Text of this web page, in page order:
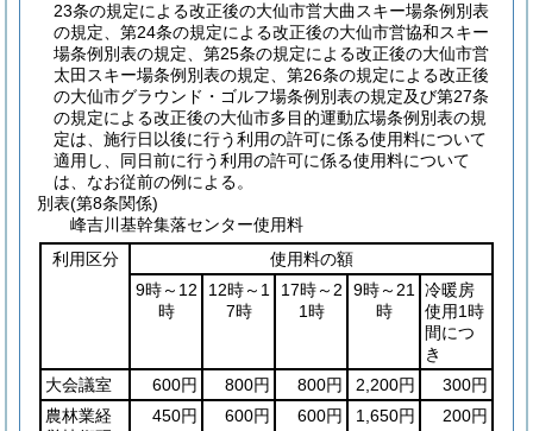
23条の規定による改正後の大仙市営大曲スキー場条例別表
の規定、第24条の規定による改正後の大仙市営協和スキー
場条例別表の規定、第25条の規定による改正後の大仙市営
太田スキー場条例別表の規定、第26条の規定による改正後
の大仙市グラウンド・ゴルフ場条例別表の規定及び第27条
の規定による改正後の大仙市多目的運動広場条例別表の規
定は、施行日以後に行う利用の許可に係る使用料について
適用し、同日前に行う利用の許可に係る使用料について
は、なお従前の例による。
別表(第8条関係)
峰吉川基幹集落センター使用料
利用区分
使用料の額
9時～12
時
12時～1
7時
17時～2
1時
9時～21
時
冷暖房
使用1時
間につ
き
大会議室
600円 800円 800円 2,200円
300円
農林業経
450円 600円 600円 1,650円 200円